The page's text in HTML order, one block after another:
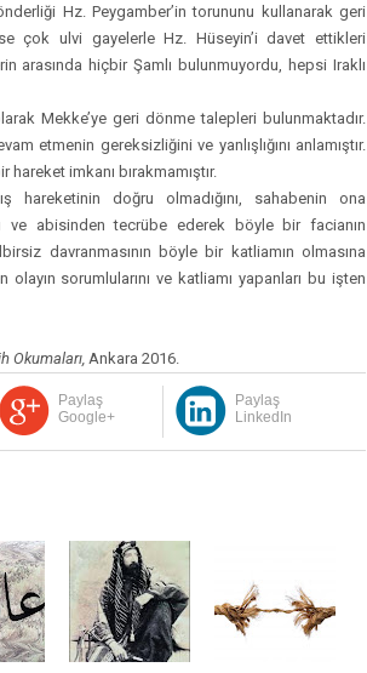
Hz. Peygamber’in torununu kullanarak geri
çok ulvi gayelerle Hz. Hüseyin’i davet ettikleri
arasında hiçbir Şamlı bulunmuyordu, hepsi Iraklı
Mekke’ye geri dönme talepleri bulunmaktadır.
etmenin gereksizliğini ve yanlışlığını anlamıştır.
imkanı bırakmamıştır.
hareketinin doğru olmadığını, sahabenin ona
ve abisinden tecrübe ederek böyle bir facianın
davranmasının böyle bir katliamın olmasına
sorumlularını ve katliamı yapanları bu işten
Okumaları,Ankara 2016.
Paylaş
Google+
Paylaş
LinkedIn